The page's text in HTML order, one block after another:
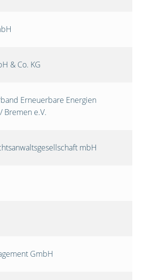
& Co. KG
Erneuerbare Energien
Bremen e.V.
mbH
GmbH